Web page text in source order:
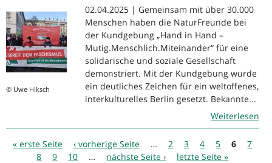
© Uwe Hiksch
02.04.2025 | Gemeinsam mit über 30.000
Menschen haben die NaturFreunde bei
der Kundgebung „Hand in Hand –
Mutig.Menschlich.Miteinander“ für eine
solidarische und soziale Gesellschaft
demonstriert. Mit der Kundgebung wurde
ein deutliches Zeichen für ein weltoffenes,
interkulturelles Berlin gesetzt. Bekannte...
Weiterlesen
Seiten
« erste Seite ‹ vorherige Seite … 2 3 4 5 6
7
8
9 10 … nächste Seite › letzte Seite »